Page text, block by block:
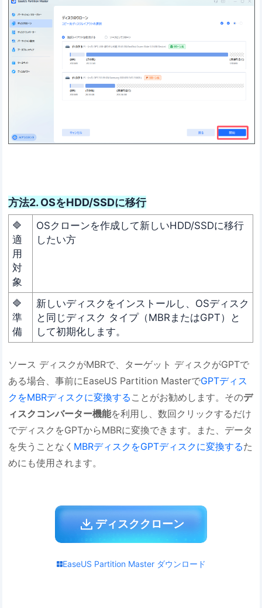
方法2. OSをHDD/SSDに移行
🔷
適
用
対
象
OSクローンを作成して新しいHDD/SSDに移行
したい方
🔷
準
備
新しいディスクをインストールし、OSディスク
と同じディスク タイプ（MBRまたはGPT）と
して初期化します。
ソース ディスクがMBRで、ターゲット ディスクがGPTで
ある場合、事前にEaseUS Partition MasterでGPTディス
クをMBRディスクに変換する ことがお勧めします。そのデ
ィスクコンバーター機能を利用し、数回クリックするだけ
でディスクをGPTからMBRに変換できます。また、データ
を失うことなく MBRディスクをGPTディスクに変換するた
めにも使用されます。
ディスククローン
EaseUS Partition Master ダウンロード